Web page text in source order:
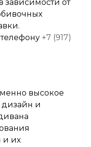
зависимости от
+7 (917)
высокое
дизайн и
и их